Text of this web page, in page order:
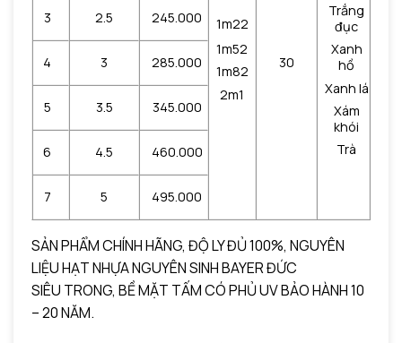
1m22
1m52
1m82
2m1
30
Trắng
đục
Xanh
hồ
Xanh lá
Xám
khói
Trà
3 2.5 245.000
4 3 285.000
5 3.5 345.000
6 4.5 460.000
7 5 495.000
SẢN PHẨM CHÍNH HÃNG, ĐỘ LY ĐỦ 100%, NGUYÊN
LIỆU HẠT NHỰA NGUYÊN SINH BAYER ĐỨC
SIÊU TRONG, BỀ MẶT TẤM CÓ PHỦ UV BẢO HÀNH 10
– 20 NĂM.